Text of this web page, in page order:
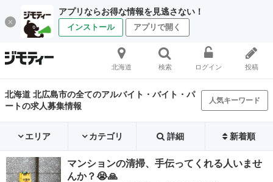
アプリならお得な情報を見逃さない！
インストール アプリで開く
北海道 検索 ログイン 投稿
北海道 北広島市の全てのアルバイト・バイト・パ
ートの求人募集情報
人気キーワード
エリア カテゴリ 詳細 新着順
マンションの清掃、手伝ってくれる人いませ
んか？😭🙏